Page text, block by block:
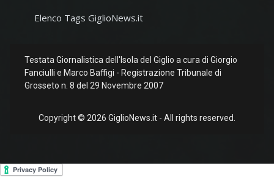
Elenco Tags GiglioNews.it
Testata Giornalistica dell'Isola del Giglio a cura di Giorgio
Fanciulli e Marco Baffigi - Registrazione Tribunale di
Grosseto n. 8 del 29 Novembre 2007
Copyright © 2026 GiglioNews.it - All rights reserved.